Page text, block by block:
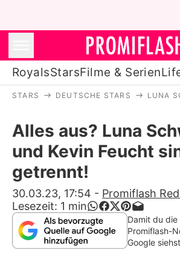
RoyalsStarsFilme & Serien
Stars
Filme & Serien
Lifestyle
Familie & Liebe
Promiflash Exklusiv
STARS DEUTSCHE STARS LUNA
Alles aus? Luna
und Kevin Feucht
getrennt!
30.03.23, 17:54 - Promiflash
Lesezeit: 1 min
Damit du
Promiflash-
Google